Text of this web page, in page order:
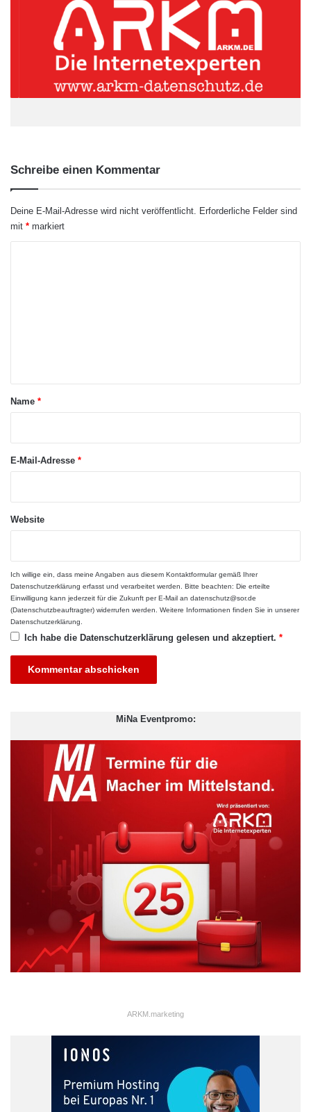
Kosten langfristig senkt.
Gerade mittelständische Unternehmen haben die Möglichkeit,
durch innovative Ansätze ihre Wettbewerbsfähigkeit zu steigern.
Ob durch den Einsatz moderner Baustoffe, die Nutzung
regenerativer Energien oder optimierte Bauprozesse – das
sorgen können. Doch dieser Wandel stellt Firmen auch vor
Unterstützung durch Förderprogramme oder Partnerschaften
mit spezialisierten Dienstleistern.
Der Weg zu nachhaltigen
Bauprozessen
Um Nachhaltigkeit in den Arbeitsalltag der Bauunternehmen zu
integrieren, braucht es eine strategische Neuausrichtung.
effizient zu arbeiten. Ein gezielter Einsatz solcher Geräte
Bauabläufe. Hinzu kommt, dass digitale Technologien, wie zum
Beispiel Baustellenmanagement-Software, Prozesse effizienter
gestalten und dabei helfen, Ressourcen besser zu verwalten.
Ein weiterer wichtiger Schritt ist die Schulung der Belegschaft.
Mitarbeiter benötigen ein Verständnis für nachhaltige Materialien
und Bauweisen, um diese erfolgreich umzusetzen. Dies kann
mittelständische Betriebe auch dabei unterstützen, dem
Fachkräftemangel entgegenzuwirken, indem sie sich als
attraktive Arbeitgeber positionieren. Passend dazu sind Ansätze
wie dienachhaltige Personalentwicklung gegen
Fachkräfteengpassvon großer Relevanz, um die Belegschaft
langfristig und zukunftsorientiert auszubauen. Darüber hinaus ist
es wichtig, die Mitarbeiter stärker in den Veränderungsprozess
Unternehmenskultur zu etablieren.
Innovative Materialien und
Techniken als Erfolgsfaktoren
Ein zentraler Aspekt nachhaltigen Bauens ist die Auswahl der
Schreibe einen Kommentar
Deine E-Mail-Adresse wird nicht veröffentlicht.
Erforderliche Felder sind
mit * markiert
aName *
E-Mail-Adresse *
Website
Ich willige ein, dass meine Angaben aus diesem Kontaktformular gemäß Ihrer
Datenschutzerklärung erfasst und verarbeitet werden. Bitte beachten: Die erteilte
Einwilligung kann jederzeit für die Zukunft per E-Mail an datenschutz@sor.de
(Datenschutzbeauftragter) widerrufen werden. Weitere Informationen finden Sie in unserer
Datenschutzerklärung
Ich habe die Datenschutzerklärung gelesen und akzeptiert. *
MiNa Eventpromo:
ARKM.marketing